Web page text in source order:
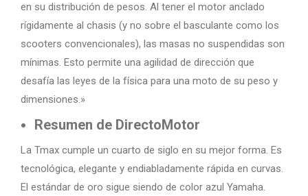
en su distribución de pesos. Al tener el motor anclado
rígidamente al chasis (y no sobre el basculante como los
scooters convencionales), las masas no suspendidas son
mínimas. Esto permite una agilidad de dirección que
desafía las leyes de la física para una moto de su peso y
dimensiones.»
Resumen de DirectoMotor
La Tmax cumple un cuarto de siglo en su mejor forma. Es
tecnológica, elegante y endiabladamente rápida en curvas.
El estándar de oro sigue siendo de color azul Yamaha.